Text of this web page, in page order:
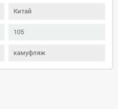
Китай
105
камуфляж